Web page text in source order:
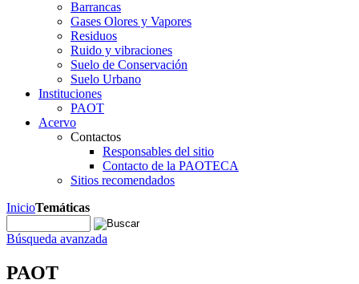
Barrancas
Gases Olores y Vapores
Residuos
Ruido y vibraciones
Suelo de Conservación
Suelo Urbano
Instituciones
PAOT
Acervo
Contactos
Responsables del sitio
Contacto de la PAOTECA
Sitios recomendados
InicioTemáticas
Búsqueda avanzada
PAOT